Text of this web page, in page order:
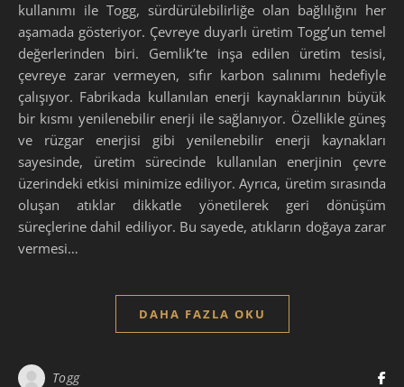
kullanımı ile Togg, sürdürülebilirliğe olan bağlılığını her
aşamada gösteriyor. Çevreye duyarlı üretim Togg’un temel
değerlerinden biri. Gemlik’te inşa edilen üretim tesisi,
çevreye zarar vermeyen, sıfır karbon salınımı hedefiyle
çalışıyor. Fabrikada kullanılan enerji kaynaklarının büyük
bir kısmı yenilenebilir enerji ile sağlanıyor. Özellikle güneş
ve rüzgar enerjisi gibi yenilenebilir enerji kaynakları
sayesinde, üretim sürecinde kullanılan enerjinin çevre
üzerindeki etkisi minimize ediliyor. Ayrıca, üretim sırasında
oluşan atıklar dikkatle yönetilerek geri dönüşüm
süreçlerine dahil ediliyor. Bu sayede, atıkların doğaya zarar
vermesi…
DAHA FAZLA OKU
Togg